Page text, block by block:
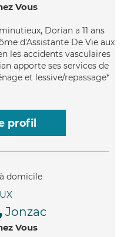
Vous
Dorian a 11 ans
d'Assistante De Vie aux
les accidents vasculaires
apporte ses services de
et lessive/repassage*
profil
Jonzac
Vous